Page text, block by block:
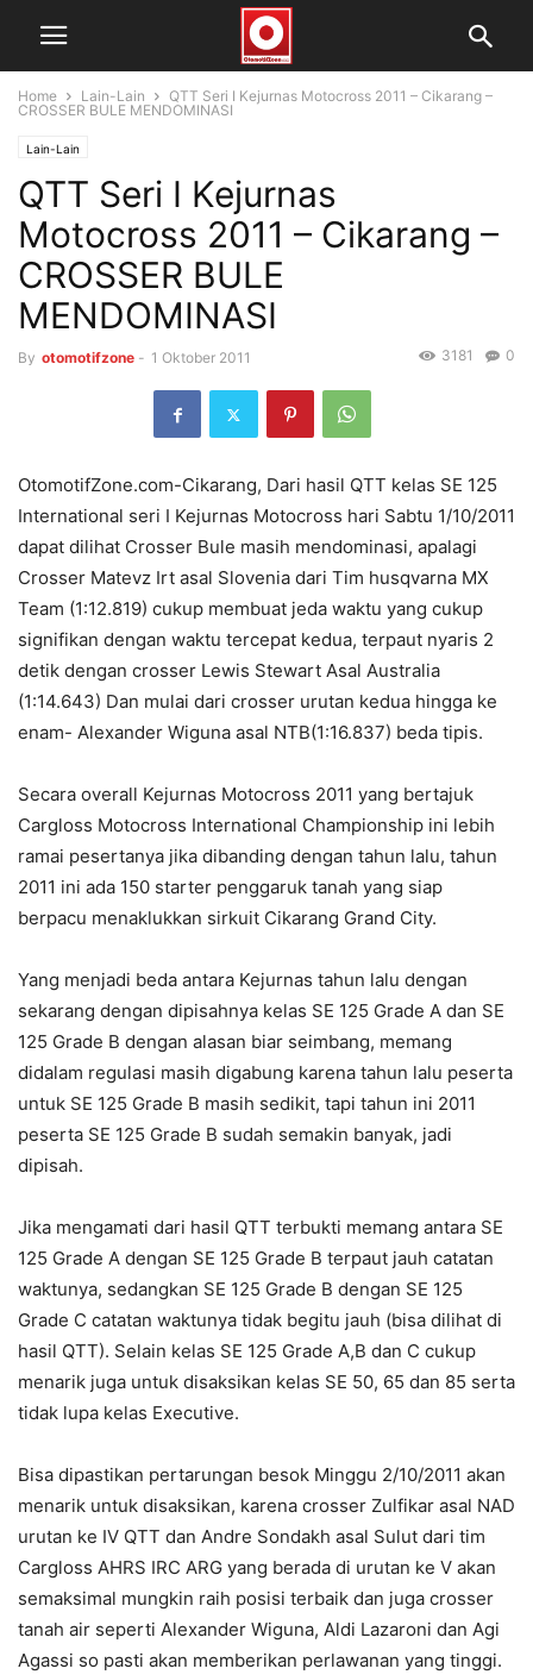
Home Lain-Lain
QTT Seri I Kejurnas Motocross 2011 – Cikarang –
CROSSER BULE MENDOMINASI
Lain-Lain
QTT Seri I Kejurnas
Motocross 2011 – Cikarang –
CROSSER BULE
MENDOMINASI
By otomotifzone - 1 Oktober 2011 0
3181
OtomotifZone.com-Cikarang, Dari hasil QTT kelas SE 125
International seri I Kejurnas Motocross hari Sabtu 1/10/2011
dapat dilihat Crosser Bule masih mendominasi, apalagi
Crosser Matevz Irt asal Slovenia dari Tim husqvarna MX
Team (1:12.819) cukup membuat jeda waktu yang cukup
signifikan dengan waktu tercepat kedua, terpaut nyaris 2
detik dengan crosser Lewis Stewart Asal Australia
(1:14.643) Dan mulai dari crosser urutan kedua hingga ke
enam- Alexander Wiguna asal NTB(1:16.837) beda tipis.
Secara overall Kejurnas Motocross 2011 yang bertajuk
Cargloss Motocross International Championship ini lebih
ramai pesertanya jika dibanding dengan tahun lalu, tahun
2011 ini ada 150 starter penggaruk tanah yang siap
berpacu menaklukkan sirkuit Cikarang Grand City.
Yang menjadi beda antara Kejurnas tahun lalu dengan
sekarang dengan dipisahnya kelas SE 125 Grade A dan SE
125 Grade B dengan alasan biar seimbang, memang
didalam regulasi masih digabung karena tahun lalu peserta
untuk SE 125 Grade B masih sedikit, tapi tahun ini 2011
peserta SE 125 Grade B sudah semakin banyak, jadi
dipisah.
Jika mengamati dari hasil QTT terbukti memang antara SE
125 Grade A dengan SE 125 Grade B terpaut jauh catatan
waktunya, sedangkan SE 125 Grade B dengan SE 125
Grade C catatan waktunya tidak begitu jauh (bisa dilihat di
hasil QTT). Selain kelas SE 125 Grade A,B dan C cukup
menarik juga untuk disaksikan kelas SE 50, 65 dan 85 serta
tidak lupa kelas Executive.
Bisa dipastikan pertarungan besok Minggu 2/10/2011 akan
menarik untuk disaksikan, karena crosser Zulfikar asal NAD
urutan ke IV QTT dan Andre Sondakh asal Sulut dari tim
Cargloss AHRS IRC ARG yang berada di urutan ke V akan
semaksimal mungkin raih posisi terbaik dan juga crosser
tanah air seperti Alexander Wiguna, Aldi Lazaroni dan Agi
Agassi so pasti akan memberikan perlawanan yang tinggi.